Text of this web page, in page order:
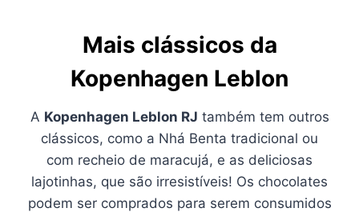
Mais clássicos da
Kopenhagen Leblon
A Kopenhagen Leblon RJ também tem outros
clássicos, como a Nhá Benta tradicional ou
com recheio de maracujá, e as deliciosas
lajotinhas, que são irresistíveis! Os chocolates
podem ser comprados para serem consumidos